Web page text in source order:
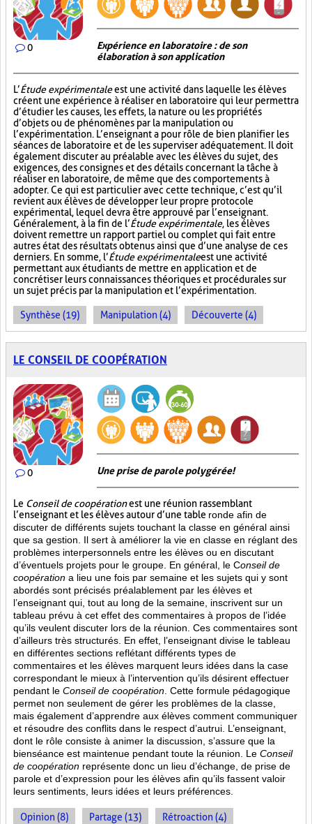
0
Expérience en laboratoire : de son
élaboration à son application
L’Étude expérimentaleest une activité dans laquelle les élèves
créent une expérience à réaliser en laboratoire qui leur permettra
d’étudier les causes, les effets, la nature ou les propriétés
d’objets ou de phénomènes par la manipulation ou
l’expérimentation. L’enseignant a pour rôle de bien planifier les
séances de laboratoire et de les superviser adéquatement. Il doit
également discuter au préalable avec les élèves du sujet, des
exigences, des consignes et des détails concernant la tâche à
réaliser en laboratoire, de même que des comportements à
adopter. Ce qui est particulier avec cette technique, c’est qu’il
revient aux élèves de développer leur propre protocole
expérimental, lequel devra être approuvé par l’enseignant.
Généralement, à la fin de l’Étude expérimentale, les élèves
doivent remettre un rapport partiel ou complet qui fait entre
autres état des résultats obtenus ainsi que d’une analyse de ces
derniers. En somme, l’Étude expérimentaleest une activité
permettant aux étudiants de mettre en application et de
concrétiser leurs connaissances théoriques et procédurales sur
un sujet précis par la manipulation et l’expérimentation.
Synthèse (19) Manipulation (4) Découverte (4)
LE CONSEIL DE COOPÉRATION
0 Une prise de parole polygérée!
Le Conseil de coopérationest une réunion rassemblant
l’enseignant et les élèves autour d’une table ronde afin de
discuter de différents sujets touchant la classe en général ainsi
que sa gestion. Il sert à améliorer la vie en classe en réglant des
problèmes interpersonnels entre les élèves ou en discutant
d’éventuels projets pour le groupe. En général, le Conseil de
coopération a lieu une fois par semaine et les sujets qui y sont
abordés sont précisés préalablement par les élèves et
l’enseignant qui, tout au long de la semaine, inscrivent sur un
tableau prévu à cet effet des commentaires à propos de l’idée
qu’ils veulent discuter lors de la réunion. Ces commentaires sont
d’ailleurs très structurés. En effet, l’enseignant divise le tableau
en différentes sections reflétant différents types de
commentaires et les élèves marquent leurs idées dans la case
correspondant le mieux à l’intervention qu’ils désirent effectuer
pendant le Conseil de coopération . Cette formule pédagogique
permet non seulement de gérer les problèmes de la classe,
mais également d’apprendre aux élèves comment communiquer
et résoudre des conflits dans le respect d’autrui. L’enseignant,
dont le rôle consiste à animer la discussion, s’assure que la
bienséance est maintenue pendant toute la réunion. Le Conseil
de coopération représente donc un lieu d’échange, de prise de
parole et d’expression pour les élèves afin qu’ils fassent valoir
leurs sentiments, leurs idées et leurs préférences.
Opinion (8) Partage (13) Rétroaction (4)